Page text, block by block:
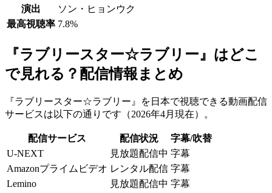
演出
ソン・ヒョンウク
最高視聴率 7.8%
『ラブリースター☆ラブリー』はどこ
で見れる？配信情報まとめ
『ラブリースター☆ラブリー』を日本で視聴できる動画配信
サービスは以下の通りです（2026年4月現在）。
配信サービス 配信状況
字幕/吹替
U-NEXT
見放題配信中 字幕
Amazonプライムビデオ レンタル配信 字幕
Lemino
見放題配信中 字幕